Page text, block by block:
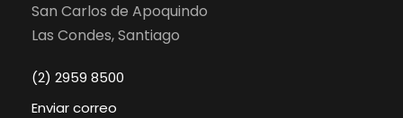
San Carlos de Apoquindo
Las Condes, Santiago
(2) 2959 8500
Enviar correo